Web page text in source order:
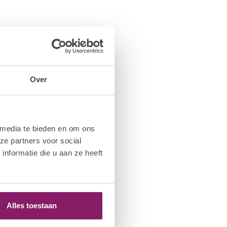
Over
te bieden en om ons
partners voor social
die u aan ze heeft
Alles toestaan